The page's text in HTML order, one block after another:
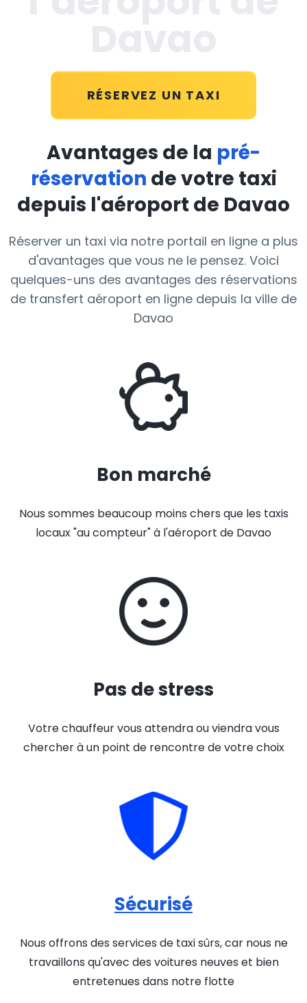
RÉSERVEZ UN TAXI
Avantages de la pré-
réservation de votre taxi
depuis l'aéroport de Davao
Réserver un taxi via notre portail en ligne a plus
d'avantages que vous ne le pensez. Voici
quelques-uns des avantages des réservations
de transfert aéroport en ligne depuis la ville de
Davao
Bon marché
Nous sommes beaucoup moins chers que les taxis
locaux "au compteur" à l'aéroport de Davao
Pas de stress
Votre chauffeur vous attendra ou viendra vous
chercher à un point de rencontre de votre choix
Sécurisé
Nous offrons des services de taxi sûrs, car nous ne
travaillons qu'avec des voitures neuves et bien
entretenues dans notre flotte